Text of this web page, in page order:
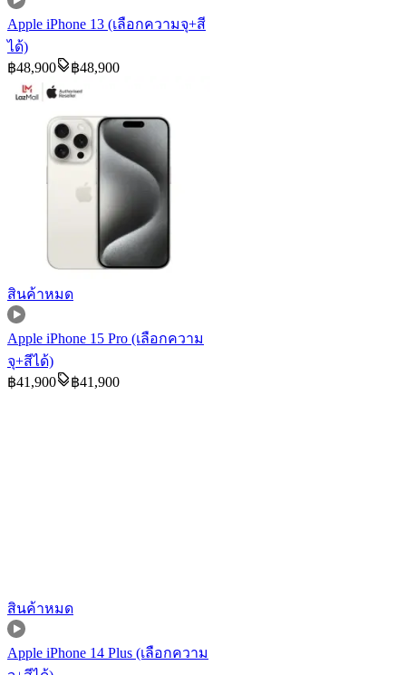
Apple iPhone 13 (เลือกความจุ+สี
ได้)
฿48,900 ฿48,900
สินค้าหมด
Apple iPhone 15 Pro (เลือกความ
จุ+สีได้)
฿41,900 ฿41,900
สินค้าหมด
Apple iPhone 14 Plus (เลือกความ